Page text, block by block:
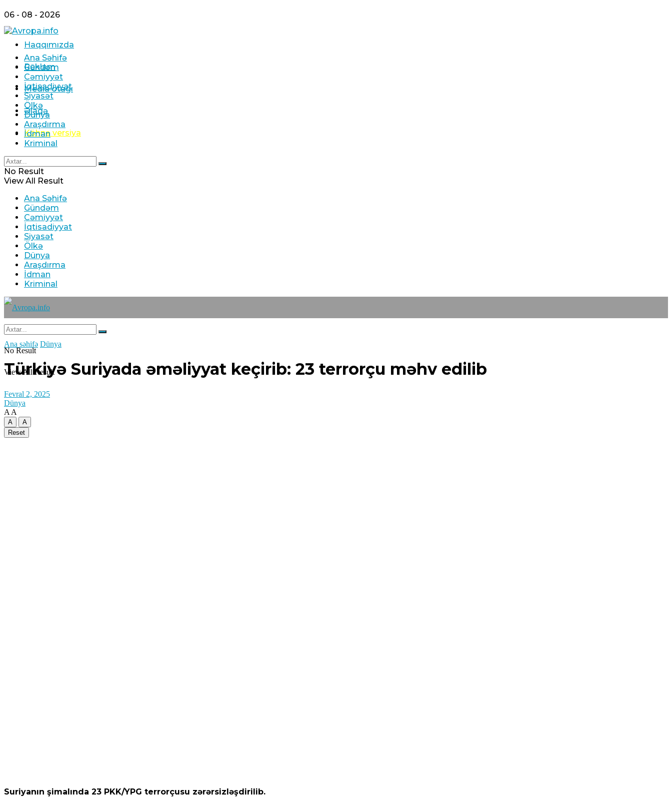
06 - 08 - 2026
Haqqımızda
Reklam
Media otağı
Əlaqə
Köhnə versiya
Ana Səhifə
Gündəm
Cəmiyyət
İqtisadiyyat
Siyasət
Ölkə
Dünya
Araşdırma
İdman
Kriminal
No Result
View All Result
Ana Səhifə
Gündəm
Cəmiyyət
İqtisadiyyat
Siyasət
Ölkə
Dünya
Araşdırma
İdman
Kriminal
No Result
View All Result
Ana səhifə Dünya
Türkiyə Suriyada əməliyyat keçirib: 23 terrorçu məhv edilib
Fevral 2, 2025
Dünya
A A
A
A
Reset
Suriyanın şimalında 23 PKK/YPG terrorçusu zərərsizləşdirilib.